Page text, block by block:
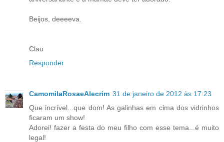
Beijos, deeeeva.
Clau
Responder
CamomilaRosaeAlecrim 31 de janeiro de 2012 às 17:23
Que incrível...que dom! As galinhas em cima dos vidrinhos
ficaram um show!
Adorei! fazer a festa do meu filho com esse tema...é muito
legal!